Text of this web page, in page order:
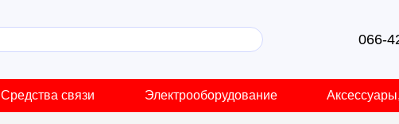
066-
Средства связи Электрооборудование